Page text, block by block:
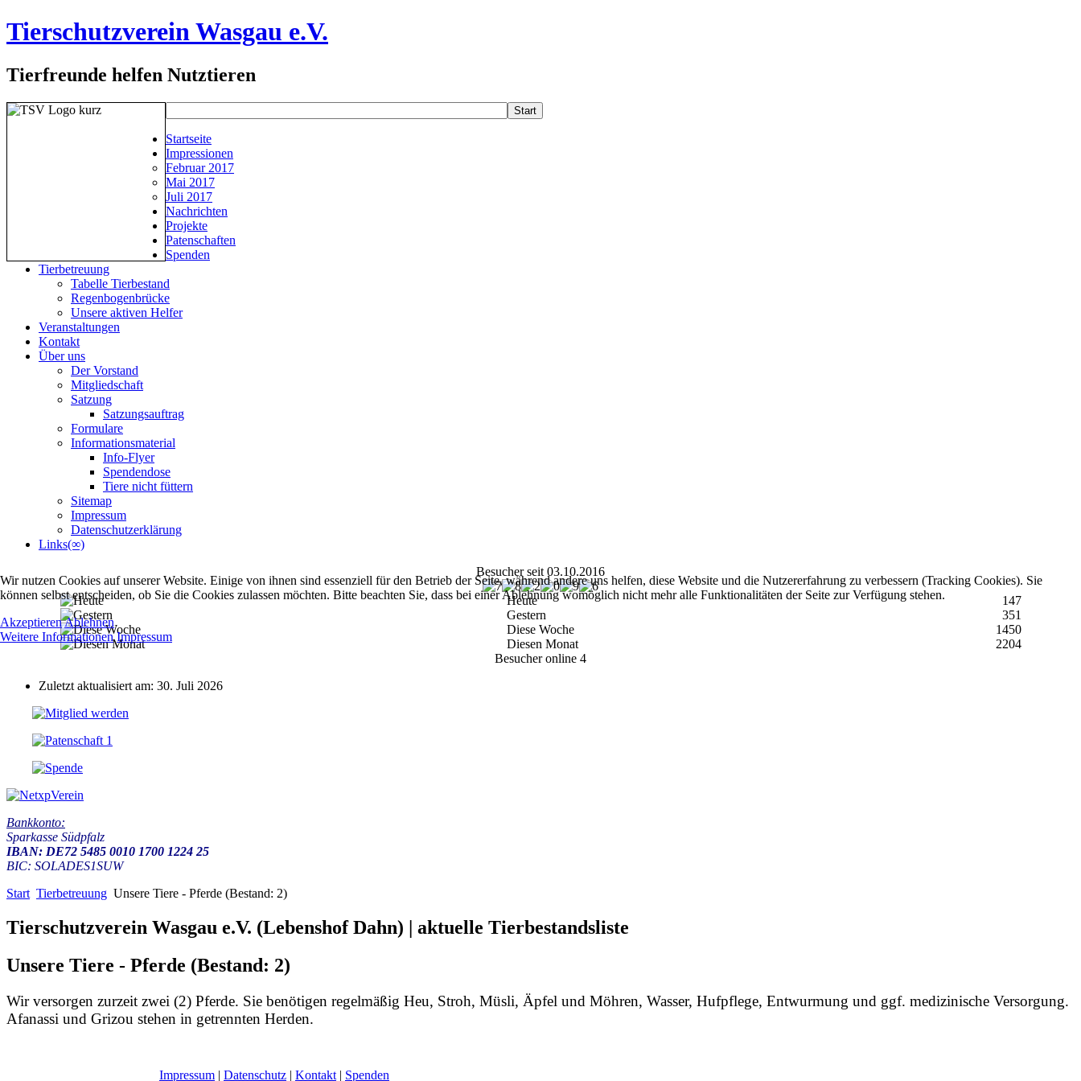
Tierschutzverein Wasgau e.V.
Tierfreunde helfen Nutztieren
Startseite
Impressionen
Februar 2017
Mai 2017
Juli 2017
Nachrichten
Projekte
Patenschaften
Spenden
Tierbetreuung
Tabelle Tierbestand
Regenbogenbrücke
Unsere aktiven Helfer
Veranstaltungen
Kontakt
Über uns
Der Vorstand
Mitgliedschaft
Satzung
Satzungsauftrag
Formulare
Informationsmaterial
Info-Flyer
Spendendose
Tiere nicht füttern
Sitemap
Impressum
Datenschutzerklärung
Links(∞)
Besucher seit 03.10.2016
Heute
147
Gestern
351
Diese Woche
1450
Diesen Monat
2204
Besucher online 4
Zuletzt aktualisiert am: 30. Juli 2026
Bankkonto:
Sparkasse Südpfalz
IBAN: DE72 5485 0010 1700 1224 25
BIC: SOLADES1SUW
Start Tierbetreuung Unsere Tiere - Pferde (Bestand: 2)
Tierschutzverein Wasgau e.V. (Lebenshof Dahn) | aktuelle Tierbestandsliste
Unsere Tiere - Pferde (Bestand: 2)
Wir versorgen zurzeit zwei (2) Pferde. Sie benötigen regelmäßig Heu, Stroh, Müsli, Äpfel und Möhren, Wasser, Hufpflege, Entwurmung und ggf. medizinische Versorgung.
Afanassi und Grizou stehen in getrennten Herden.
Impressum | Datenschutz | Kontakt | Spenden
Wir nutzen Cookies auf unserer Website. Einige von ihnen sind essenziell für den Betrieb der Seite, während andere uns helfen, diese Website und die Nutzererfahrung zu verbessern (Tracking Cookies). Sie
können selbst entscheiden, ob Sie die Cookies zulassen möchten. Bitte beachten Sie, dass bei einer Ablehnung womöglich nicht mehr alle Funktionalitäten der Seite zur Verfügung stehen.
AkzeptierenAblehnen
Weitere Informationen Impressum